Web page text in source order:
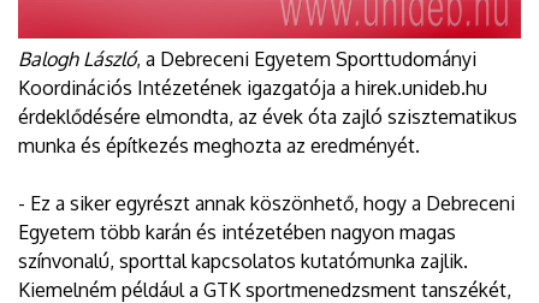
Balogh László, a Debreceni Egyetem Sporttudományi
Koordinációs Intézetének igazgatója a hirek.unideb.hu
érdeklődésére elmondta, az évek óta zajló szisztematikus
munka és építkezés meghozta az eredményét.
- Ez a siker egyrészt annak köszönhető, hogy a Debreceni
Egyetem több karán és intézetében nagyon magas
színvonalú, sporttal kapcsolatos kutatómunka zajlik.
Kiemelném például a GTK sportmenedzsment tanszékét,